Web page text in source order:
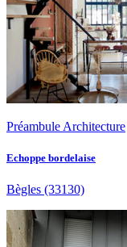
Préambule Architecture
Echoppe bordelaise
Bègles (33130)